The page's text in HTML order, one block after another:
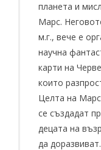
планета и
Марс.
м.г., вече е
научна
карти на
които
Целта на
се създадат
децата на
да доразвиват.